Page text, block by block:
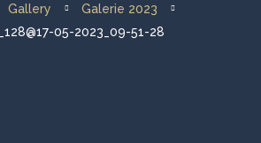
Activități
Gallery
Galerie 2023
05-2023_09-51-28